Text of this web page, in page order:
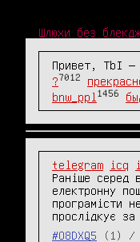
Шлюхи без
Привет, TbI —
?7012
bnw_ppl 1456
telegram icq
Раніше серед
електронну
програмісти
прослідкує
#O8DXQ5
(1) /